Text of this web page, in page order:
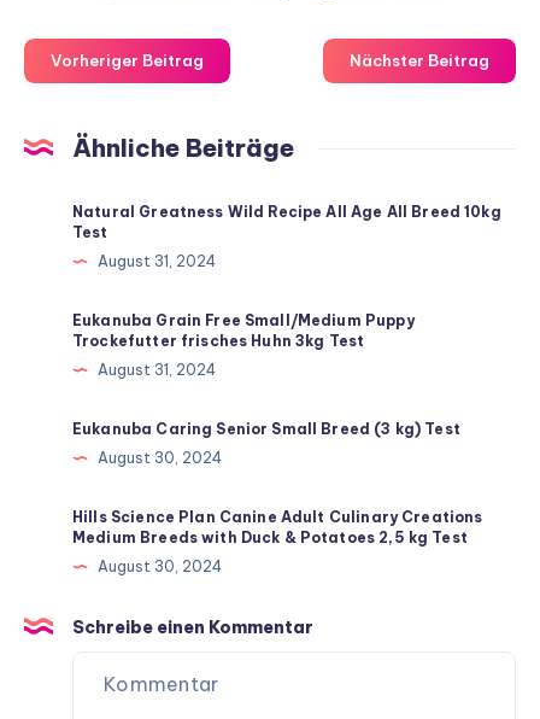
Vorheriger Beitrag Nächster Beitrag
Ähnliche Beiträge
Natural Greatness Wild Recipe All Age All Breed 10kg
Test
August 31, 2024
Eukanuba Grain Free Small/Medium Puppy
Trockefutter frisches Huhn 3kg Test
August 31, 2024
Eukanuba Caring Senior Small Breed (3 kg) Test
August 30, 2024
Hills Science Plan Canine Adult Culinary Creations
Medium Breeds with Duck & Potatoes 2,5 kg Test
August 30, 2024
Schreibe einen Kommentar